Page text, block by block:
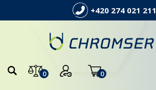
+420 274 021 211
0 0